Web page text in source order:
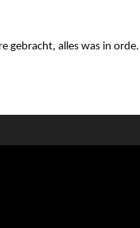
gebracht, alles was in